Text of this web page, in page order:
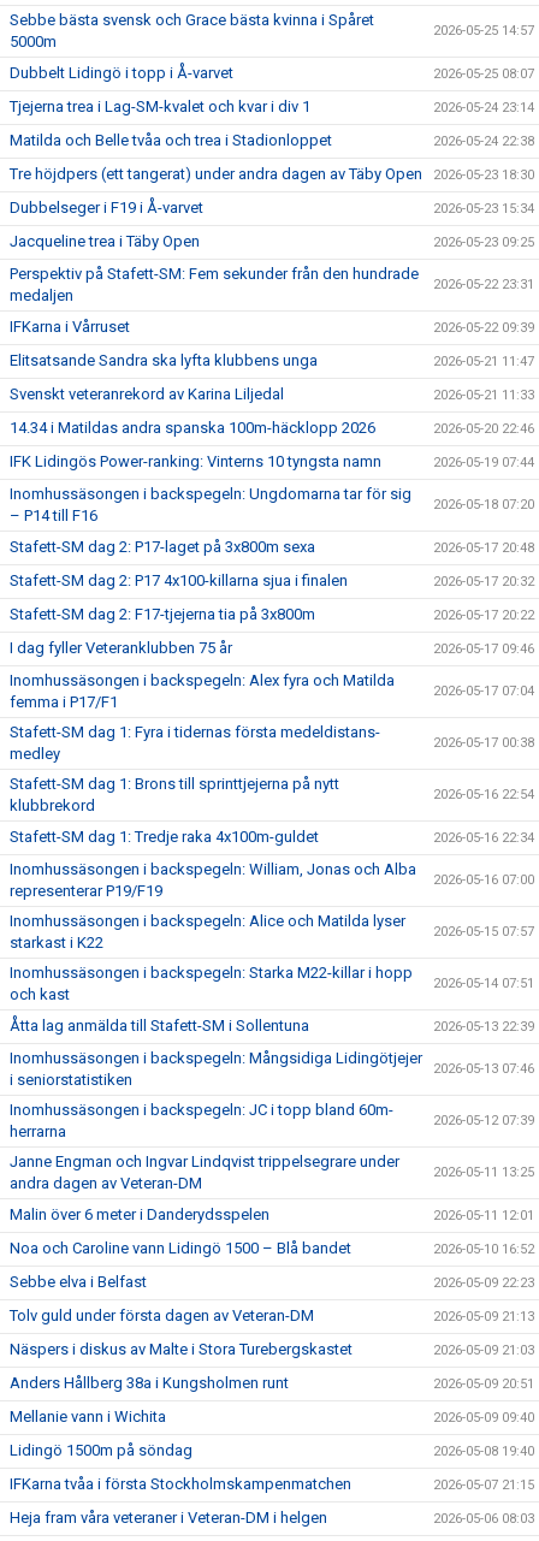
Sebbe bästa svensk och Grace bästa kvinna i Spåret
5000m
2026-05-25 14:57
Dubbelt Lidingö i topp i Å-varvet 2026-05-25 08:07
Tjejerna trea i Lag-SM-kvalet och kvar i div 1 2026-05-24 23:14
Matilda och Belle tvåa och trea i Stadionloppet 2026-05-24 22:38
Tre höjdpers (ett tangerat) under andra dagen av Täby Open 2026-05-23 18:30
Dubbelseger i F19 i Å-varvet 2026-05-23 15:34
Jacqueline trea i Täby Open 2026-05-23 09:25
Perspektiv på Stafett-SM: Fem sekunder från den hundrade
medaljen
2026-05-22 23:31
IFKarna i Vårruset 2026-05-22 09:39
Elitsatsande Sandra ska lyfta klubbens unga 2026-05-21 11:47
Svenskt veteranrekord av Karina Liljedal 2026-05-21 11:33
14.34 i Matildas andra spanska 100m-häcklopp 2026 2026-05-20 22:46
IFK Lidingös Power-ranking: Vinterns 10 tyngsta namn 2026-05-19 07:44
Inomhussäsongen i backspegeln: Ungdomarna tar för sig
– P14 till F16
2026-05-18 07:20
Stafett-SM dag 2: P17-laget på 3x800m sexa 2026-05-17 20:48
Stafett-SM dag 2: P17 4x100-killarna sjua i finalen 2026-05-17 20:32
Stafett-SM dag 2: F17-tjejerna tia på 3x800m 2026-05-17 20:22
I dag fyller Veteranklubben 75 år 2026-05-17 09:46
Inomhussäsongen i backspegeln: Alex fyra och Matilda
femma i P17/F1
2026-05-17 07:04
Stafett-SM dag 1: Fyra i tidernas första medeldistans-
medley
2026-05-17 00:38
Stafett-SM dag 1: Brons till sprinttjejerna på nytt
klubbrekord
2026-05-16 22:54
Stafett-SM dag 1: Tredje raka 4x100m-guldet 2026-05-16 22:34
Inomhussäsongen i backspegeln: William, Jonas och Alba
representerar P19/F19
2026-05-16 07:00
Inomhussäsongen i backspegeln: Alice och Matilda lyser
starkast i K22
2026-05-15 07:57
Inomhussäsongen i backspegeln: Starka M22-killar i hopp
och kast
2026-05-14 07:51
Åtta lag anmälda till Stafett-SM i Sollentuna 2026-05-13 22:39
Inomhussäsongen i backspegeln: Mångsidiga Lidingötjejer
i seniorstatistiken
2026-05-13 07:46
Inomhussäsongen i backspegeln: JC i topp bland 60m-
herrarna
2026-05-12 07:39
Janne Engman och Ingvar Lindqvist trippelsegrare under
andra dagen av Veteran-DM
2026-05-11 13:25
Malin över 6 meter i Danderydsspelen 2026-05-11 12:01
Noa och Caroline vann Lidingö 1500 – Blå bandet 2026-05-10 16:52
Sebbe elva i Belfast 2026-05-09 22:23
Tolv guld under första dagen av Veteran-DM 2026-05-09 21:13
Näspers i diskus av Malte i Stora Turebergskastet 2026-05-09 21:03
Anders Hållberg 38a i Kungsholmen runt 2026-05-09 20:51
Mellanie vann i Wichita 2026-05-09 09:40
Lidingö 1500m på söndag 2026-05-08 19:40
IFKarna tvåa i första Stockholmskampenmatchen 2026-05-07 21:15
Heja fram våra veteraner i Veteran-DM i helgen 2026-05-06 08:03